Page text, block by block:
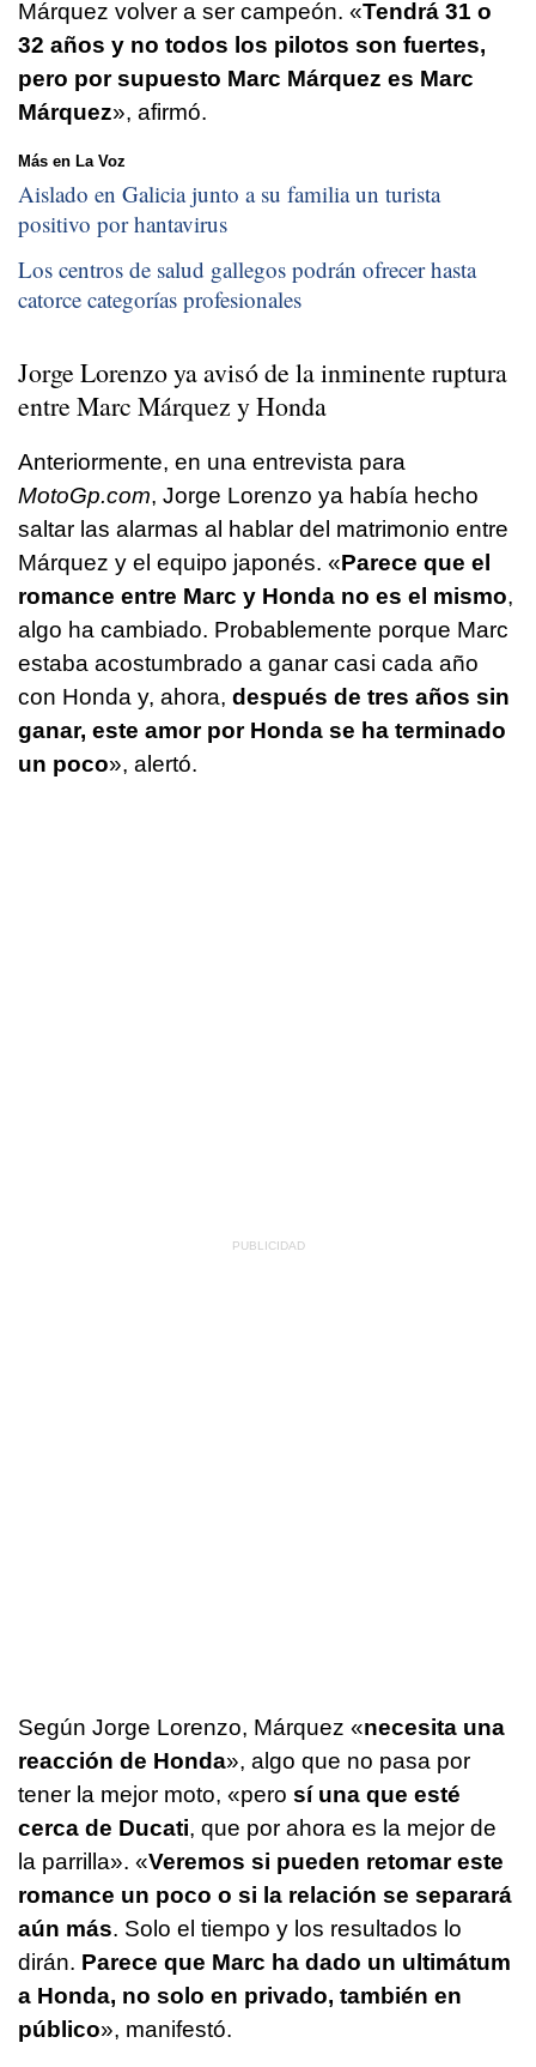
Márquez volver a ser campeón. «Tendrá 31 o
32 años y no todos los pilotos son fuertes,
pero por supuesto Marc Márquez es Marc
Márquez», afirmó.
Más en La Voz
Aislado en Galicia junto a su familia un turista
positivo por hantavirus
Los centros de salud gallegos podrán ofrecer hasta
catorce categorías profesionales
Jorge Lorenzo ya avisó de la inminente ruptura
entre Marc Márquez y Honda
Anteriormente, en una entrevista para
MotoGp.com, Jorge Lorenzo ya había hecho
saltar las alarmas al hablar del matrimonio entre
Márquez y el equipo japonés. «Parece que el
romance entre Marc y Honda no es el mismo,
algo ha cambiado. Probablemente porque Marc
estaba acostumbrado a ganar casi cada año
con Honda y, ahora, después de tres años sin
ganar, este amor por Honda se ha terminado
un poco», alertó.
Según Jorge Lorenzo, Márquez «necesita una
reacción de Honda», algo que no pasa por
tener la mejor moto, «pero sí una que esté
cerca de Ducati, que por ahora es la mejor de
la parrilla». «Veremos si pueden retomar este
romance un poco o si la relación se separará
aún más. Solo el tiempo y los resultados lo
dirán. Parece que Marc ha dado un ultimátum
a Honda, no solo en privado, también en
público», manifestó.